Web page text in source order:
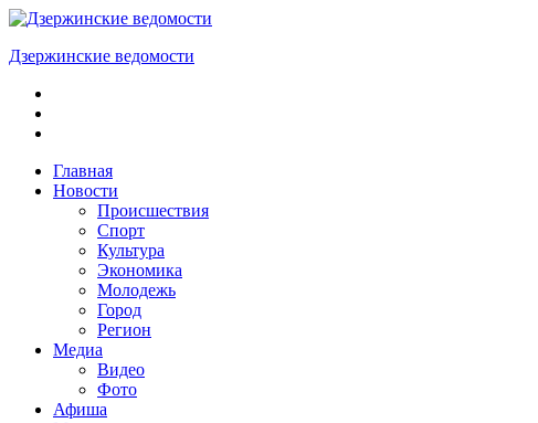
Skip
content
Дзержинские ведомости
ОБЩЕСТВЕННО-
ПОЛИТИЧЕСКАЯ
ГАЗЕТАГлавная
Новости
Происшествия
Спорт
Культура
Экономика
Молодежь
Город
Регион
Медиа
Видео
Фото
Афиша